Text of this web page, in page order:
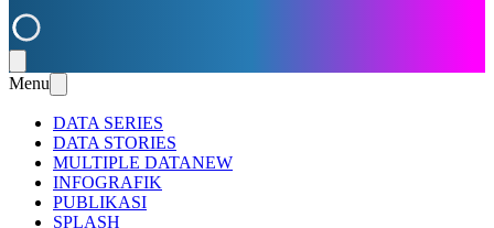
Menu
DATA SERIES
DATA STORIES
MULTIPLE DATANEW
INFOGRAFIK
PUBLIKASI
SPLASH